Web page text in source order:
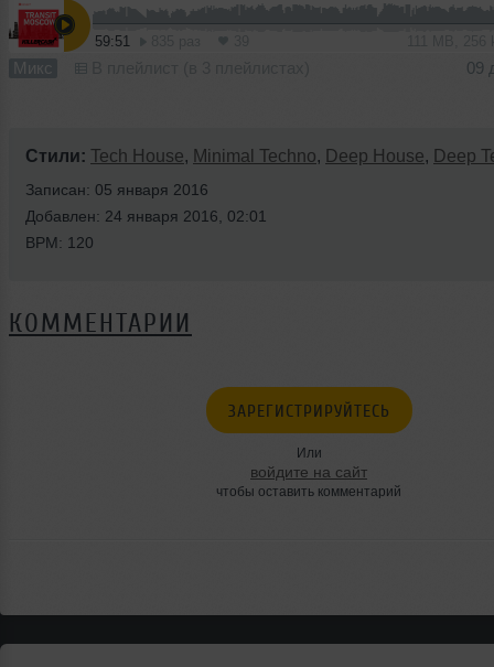
59:51
Микс 09
Стили: Tech House, Minimal Techno, Deep House, Deep
Записан: 05 января 2016
Добавлен: 24 января 2016, 02:01
BPM: 120
КОММЕНТАРИИ
ЗАРЕГИСТРИРУЙТЕСЬ
Или
войдите на сайт
чтобы оставить комментарий